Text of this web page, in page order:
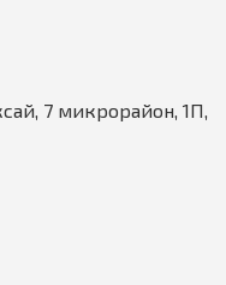
7 микрорайон, 1П,